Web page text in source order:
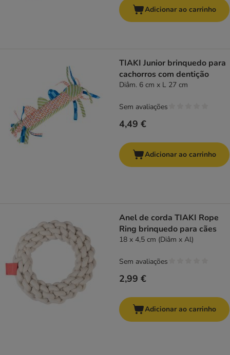
Adicionar ao carrinho
TIAKI Junior brinquedo para
cachorros com dentição
Diâm. 6 cm x L 27 cm
4,49 €
Sem avaliações
Adicionar ao carrinho
Anel de corda TIAKI Rope
Ring brinquedo para cães
18 x 4,5 cm (Diâm x Al)
2,99 €
Sem avaliações
Adicionar ao carrinho